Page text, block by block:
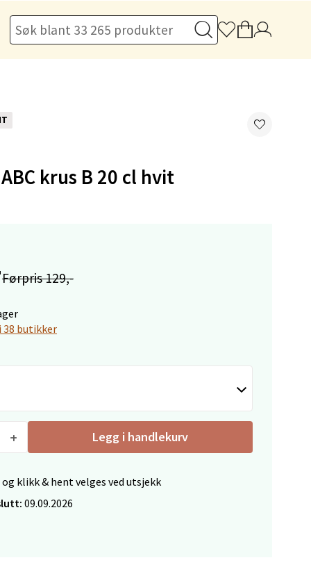
krus B 20 cl hvit
Førpris 129,-
38 butikker
Legg i handlekurv
klikk & hent velges ved utsjekk
09.09.2026